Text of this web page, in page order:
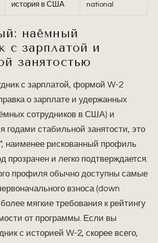
история в США
national
наёмный
с зарплатой и
занятостью
с зарплатой, формой W-2
о зарплате и удержанных
сотрудников в США) и
годами стабильной занятости, это
наименее рискованный профиль
прозрачен и легко подтверждается.
профиля обычно доступны самые
взноса (down
мягкие требования к рейтингу
от программы. Если вы
с историей W-2, скорее всего,